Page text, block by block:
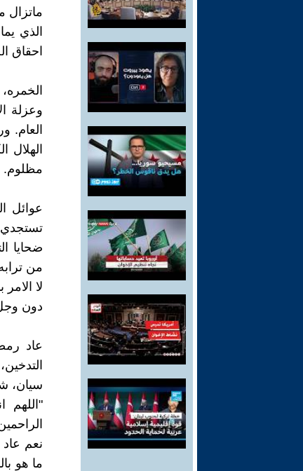
ماتزال
الذي
احقاق
وعزلة
العام.
مظلوم.
عوائل
تستجدي
ضحايا
من
لا
دون
عاد
سيان،
"اللهم
نعم
ما هو